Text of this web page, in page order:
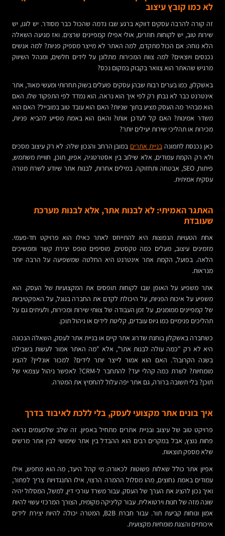
לא כמו קובץ עיצוב
זה קורה להרבה עסקים דווקא ברגע שבו נדמה שהכול כבר מסודר. יש לוגו, יש
שירות טוב, יש לקוחות חוזרים, אולי אפילו קמפיינים שרצים. ואז מגיעה השאלה
הלא נוחה: אם הכול מתקדם, למה האתר לא מייצר מספיק פניות? למה אנשים
נכנסים ויוצאים? למה צוות המכירות מתלונן על לידים חלשים, ומנהל השיווק
מרגיש שהאתר הוא צוואר בקבוק במקום נכס?
באשקלון, כמו בערים רבות שבהן עסקים פועלים בשוק תחרותי ומעשי מאוד, אתר
אינטרנט כבר לא נבחן רק לפי איך הוא נראה. הוא נמדד לפי התפקוד שלו. האם
הוא מבהיר מה העסק מציע בתוך שניות? האם הוא עובד טוב במובייל? האם הוא
משדר אמינות? האם קל לעדכן אותו? והאם הוא באמת מסייע להביא פניות,
מכירות או תהליכי שירות יעילים יותר?
כאן נכנסת לתמונהבניית אתרים במובן הרחב והנכון שלה: לא רק עיצוב מסכים
ולא רק הקמת עמודים, אלא שילוב בין אסטרטגיה, אפיון, תוכן, חוויית משתמש,
פיתוח, SEO, אבטחה ותחזוקה. במילים אחרות, לבנות אתר שיודע לשרת מטרה
עסקית אמיתית.
האתגר האמיתי: לא לבנות אתר, אלא לבנות מערכת
שעובדת
אחת הטעויות הנפוצות היא להתייחס לאתר כאילו הוא פרויקט חד-פעמי.
מזמינים עיצוב, מעלים כמה טקסטים, מוסיפים טופס יצירת קשר וממשיכים
הלאה. בפועל, הקמת אתר אינטרנט היא החלטה שמשפיעה על הרבה יותר
מנראות.
אתר משפיע על האופן שבו לקוחות תופסים את המקצועיות של העסק. הוא
משפיע על איכות הפניות, על היכולת לקדם את החברה בגוגל, על האפקטיביות
של קמפיינים ממומנים, על זמן העבודה של צוותי שירות ומכירות, ולעיתים גם על
תהליכים פנימיים כמו גיוס עובדים, קליטת לידים או ניהול תוכן.
כשחברה באשקלון בוחנת שדרוג אתר קיים או בניית אתר לעסק, השאלה הנכונה
היא לא רק "כמה עולה לבנות אתר", אלא "מה האתר אמור לעשות בשבילנו
בשנה הקרובה". האם הוא אמור לייצר יותר לידים? למכור אונליין? להציג
מומחיות? לשרת כמה קהלי יעד? להתחבר ל-CRM? לאפשר ניהול עצמאי של
תוכן? בלי תשובה ברורה, גם אתר יפה עלול להחמיץ את המטרה.
איך בונים אתר מקצועי לעסק, בלי ללכת לאיבוד בדרך
פרויקט טוב של עיצוב ובניית אתרים מתחיל באפיון. זה שלב שלפעמים נראה
פחות נוצץ, אבל במקרים רבים הוא ההבדל בין אתר שימושי לבין אתר מרשים
שלא מספק תוצאות.
אפיון אתר כולל שאלות פשוטות לכאורה: מי קהל היעד, מה הוא מחפש, אילו
עמודים באמת נחוצים, מהו מסלול ההמרה הרצוי, אילו התנגדויות צריך לפתור,
ואיך נכון להציג את הערך של העסק. עבור משרד עורכי דין, למשל, המסלול יהיה
שונה מזה של חנות וירטואלית. עבור קליניקה מקומית, הצורך המרכזי עשוי להיות
אמון ונוחות קביעת תור. עבור חברת B2B, המטרה יכולה להיות יצירת לידים
איכותיים והצגת מומחיות מקצועית.